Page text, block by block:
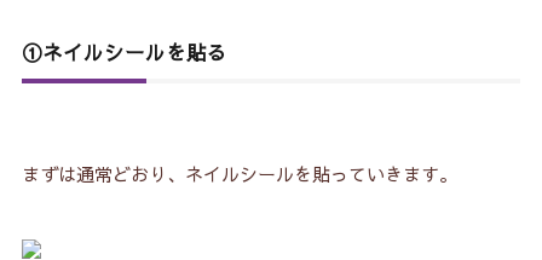
①ネイルシールを貼る
まずは通常どおり、ネイルシールを貼っていきます。